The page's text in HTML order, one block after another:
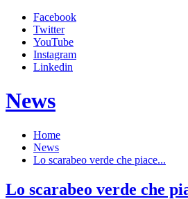
Facebook
Twitter
YouTube
Instagram
Linkedin
News
Home
News
Lo scarabeo verde che piace...
Lo scarabeo verde che